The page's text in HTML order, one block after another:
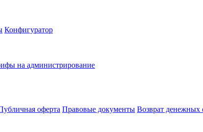
Конфигуратор
на администрирование
оферта Правовые документы Возврат денежных